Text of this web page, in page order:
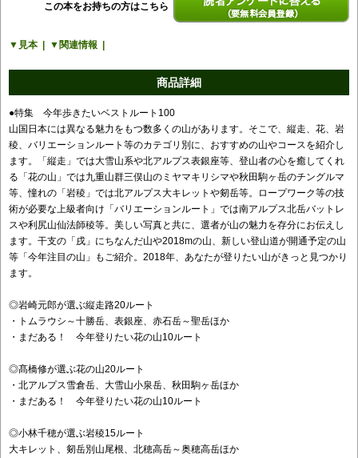
この本をお持ちの方はこちら
見本 関連情報
商品詳細
●特集 今年歩きたいベストルート100
山国日本には異なる魅力をもつ数多くの山があります。そこで、縦走、花、岩
稜、バリエーションルート等のカテゴリ別に、おすすめの山やコースを紹介し
ます。「縦走」では大雪山系や北アルプス表銀座等、登山者の心を癒してくれ
る「花の山」では九重山群三俣山のミヤマキリシマや秋田駒ヶ岳のチングルマ
等、憧れの「岩稜」では北アルプス大キレットや剱岳等。ロープワーク等の技
術が必要な上級者向け「バリエーションルート」では南アルプス北岳バットレ
スや利尻山仙法師稜等。美しい写真と共に、選者が山の魅力を存分にお伝えし
ます。干支の「戌」にちなんだ山や2018mの山、新しい登山道が開通予定の山
等「今年注目の山」もご紹介。2018年、あなたが登りたい山がきっと見つかり
ます。
◎岩崎元郎が選ぶ縦走路20ルート
・トムラウシ～十勝岳、表銀座、赤石岳～聖岳ほか
・まだある！ 今年登りたい花の山10ルート
◎髙橋修が選ぶ花の山20ルート
・北アルプス雪倉岳、大雪山小泉岳、秋田駒ヶ岳ほか
・まだある！ 今年登りたい花の山10ルート
◎小林千穂が選ぶ岩稜15ルート
大キレット、剱岳別山尾根、北穂高岳～奥穂高岳ほか